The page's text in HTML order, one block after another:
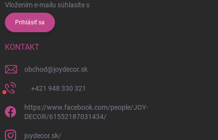
Vložením e-mailu súhlasíte s
Prihlásiť sa
KONTAKT
obchod@joydecor.sk
+421 948 330 321
https://www.facebook.com/people/JOY-
DECOR/61552187031434/
joydecor.sk/